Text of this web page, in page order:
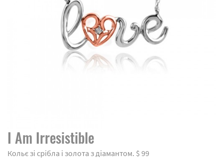
I Am Irresistible
Кольє зі срібла і золота з діамантом. $ 99